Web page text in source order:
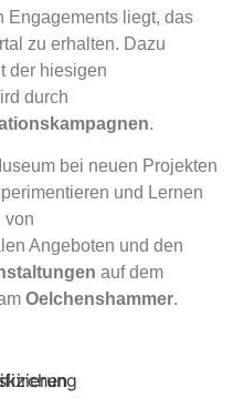
Engagements liegt, das
zu erhalten. Dazu
der hiesigen
durch
.
bei neuen Projekten
und Lernen
von
Angeboten und den
auf dem
Oelchenshammer.